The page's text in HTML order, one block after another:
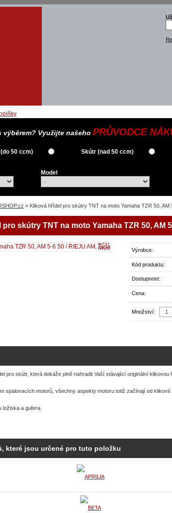
výběrem? Využijte našeho PRŮVODCE
50 ccm) Skútr (nad 50 ccm)
Model
» Kliková hřídel pro skútry TNT na moto Yamaha TZR 50, AM
skútry TNT na moto Yamaha TZR 50, AM
Výrobce:
Kód produktu:
Dostupnost:
Cena:
Množství:
Zvětšit
obrázek
pro skútr, která dokáže plně nahradit Vaší stávající originální klikovou
spalovacích motorů, všechny aspekty motoru totiž začínají od klikové
ložiska a gufera.
které jsou určené pro tuto položku